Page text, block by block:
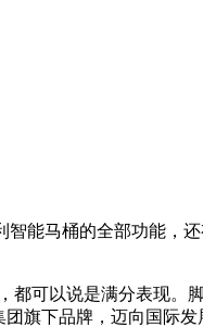
能马桶的全部功能，
可以说是满分表现。
旗下品牌，迈向国际